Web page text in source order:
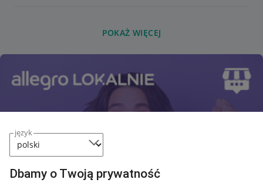
język
Dbamy o Twoją prywatność
POKAŻ WIĘCEJ